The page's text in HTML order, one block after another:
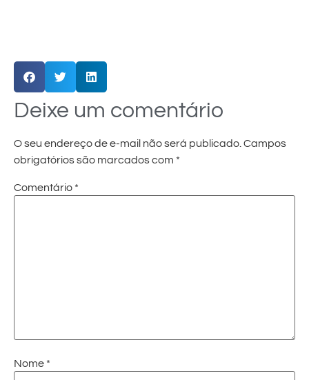
Deixe um comentário
O seu endereço de e-mail não será publicado. Campos
obrigatórios são marcados com *
Comentário *
Nome *